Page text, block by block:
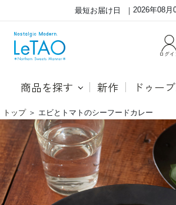
最短お届け日 2026年08月
ログイ
商品を探す 新作 ドゥー
トップ ＞ エビとトマトのシーフードカレー
ほ
し
身
と
北
海
道
産
の
え
え
の
ほ
ぐ
し
身
と
北
海
道